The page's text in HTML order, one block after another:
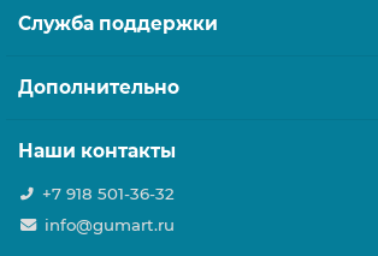
Служба поддержки
Дополнительно
Наши контакты
+7 918 501-36-32
info@gumart.ru